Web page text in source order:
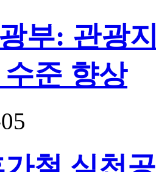
부: 관광
준 향상